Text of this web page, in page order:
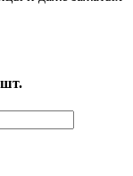
шт.